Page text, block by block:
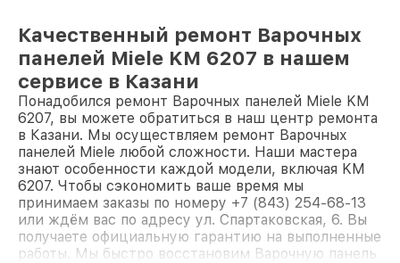
Качественный ремонт Варочных
панелей Miele KM 6207 в нашем
сервисе в Казани
Понадобился ремонт Варочных панелей Miele KM
6207, вы можете обратиться в наш центр ремонта
в Казани. Мы осуществляем ремонт Варочных
панелей Miele любой сложности. Наши мастера
знают особенности каждой модели, включая KM
6207. Чтобы сэкономить ваше время мы
принимаем заказы по номеру +7 (843) 254-68-13
или ждём вас по адресу ул. Спартаковская, 6. Вы
получаете официальную гарантию на выполненные
работы. Мы быстро восстановим Варочную панель